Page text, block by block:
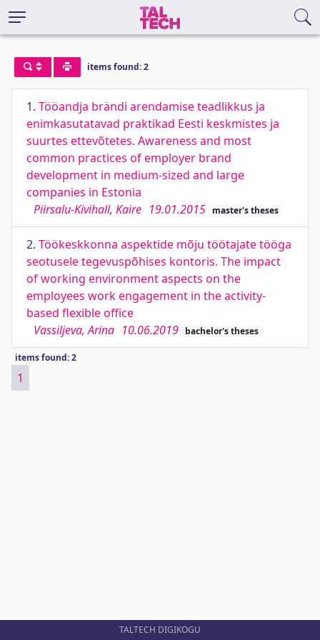
items found: 2
1. Tööandja brändi arendamise teadlikkus ja
enimkasutatavad praktikad Eesti keskmistes ja
suurtes ettevõtetes. Awareness and most
common practices of employer brand
development in medium-sized and large
companies in Estonia
Piirsalu-Kivihall, Kaire 19.01.2015 master's theses
2. Töökeskkonna aspektide mõju töötajate tööga
seotusele tegevuspõhises kontoris. The impact
of working environment aspects on the
employees work engagement in the activity-
based flexible office
Vassiljeva, Arina 10.06.2019 bachelor's theses
items found: 2
1
TALTECH DIGIKOGU